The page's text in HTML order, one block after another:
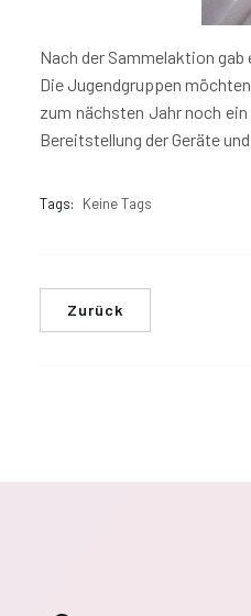
Nach der Sammelaktion gab
Die Jugendgruppen
zum nächsten Jahr noch
Bereitstellung der Geräte
Tags: Keine Tags
Zurück